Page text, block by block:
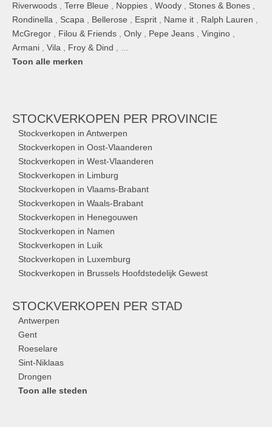
Riverwoods
Terre Bleue Noppies Woody Stones & Bones
Rondinella
Scapa Bellerose Esprit Name it Ralph Lauren
McGregor
Filou & Friends Only Pepe Jeans Vingino
Armani
Vila Froy & Dind
Toon alle merken
STOCKVERKOPEN PER PROVINCIE
Stockverkopen in Antwerpen
Stockverkopen in Oost-Vlaanderen
Stockverkopen in West-Vlaanderen
Stockverkopen in Limburg
Stockverkopen in Vlaams-Brabant
Stockverkopen in Waals-Brabant
Stockverkopen in Henegouwen
Stockverkopen in Namen
Stockverkopen in Luik
Stockverkopen in Luxemburg
Stockverkopen in Brussels Hoofdstedelijk Gewest
STOCKVERKOPEN PER STAD
Antwerpen
Gent
Roeselare
Sint-Niklaas
Drongen
Toon alle steden